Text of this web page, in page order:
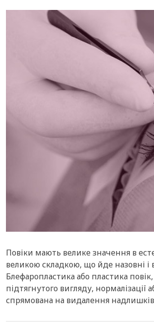
Повіки мають велике значення в
великою складкою, що йде назовні
Блефаропластика або пластика
підтягнутого вигляду,
спрямована на видалення